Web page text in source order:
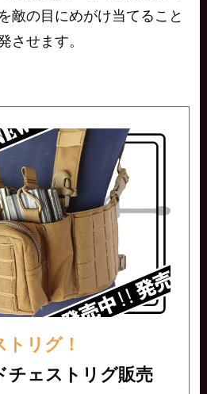
敵の目にめがけ当てること
させます。
リグ！
チェストリグ販売